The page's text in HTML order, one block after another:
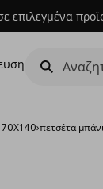
επιλεγμένα
70Χ140›πετσέτα